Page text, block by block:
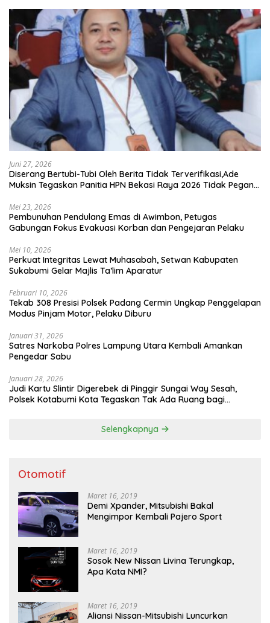
Juni 27, 2026
Diserang Bertubi-Tubi Oleh Berita Tidak Terverifikasi,Ade
Muksin Tegaskan Panitia HPN Bekasi Raya 2026 Tidak Pegang
Mei 23, 2026
Pembunuhan Pendulang Emas di Awimbon, Petugas
Gabungan Fokus Evakuasi Korban dan Pengejaran Pelaku
Mei 10, 2026
Perkuat Integritas Lewat Muhasabah, Setwan Kabupaten
Sukabumi Gelar Majlis Ta’lim Aparatur
Februari 10, 2026
Tekab 308 Presisi Polsek Padang Cermin Ungkap Penggelapan
Modus Pinjam Motor, Pelaku Diburu
Januari 31, 2026
Satres Narkoba Polres Lampung Utara Kembali Amankan
Pengedar Sabu
Januari 28, 2026
Judi Kartu Slintir Digerebek di Pinggir Sungai Way Sesah,
Polsek Kotabumi Kota Tegaskan Tak Ada Ruang bagi
Selengkapnya
Otomotif
Maret 16, 2019
Demi Xpander, Mitsubishi Bakal
Mengimpor Kembali Pajero Sport
Maret 16, 2019
Sosok New Nissan Livina Terungkap,
Apa Kata NMI?
Maret 16, 2019
Aliansi Nissan-Mitsubishi Luncurkan